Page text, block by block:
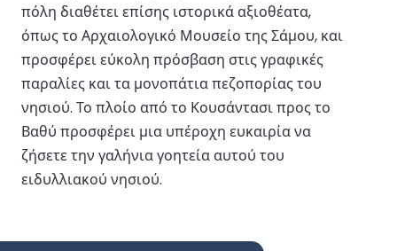
πόλη διαθέτει επίσης ιστορικά αξιοθέατα,
όπως το Αρχαιολογικό Μουσείο της Σάμου, και
προσφέρει εύκολη πρόσβαση στις γραφικές
παραλίες και τα μονοπάτια πεζοπορίας του
νησιού. Το πλοίο από το Κουσάντασι προς το
Βαθύ προσφέρει μια υπέροχη ευκαιρία να
ζήσετε την γαλήνια γοητεία αυτού του
ειδυλλιακού νησιού.